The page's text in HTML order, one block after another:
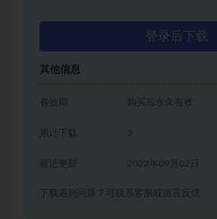
登录后下载
其他信息
有效期 购买后永久有效
累计下载 5
2022年09月02日
下载遇到问题？可联系客服或留言反馈